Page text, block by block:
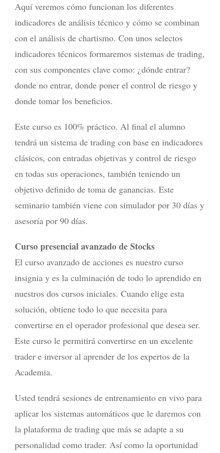
Aquí veremos cómo funcionan los diferentes
indicadores de análisis técnico y cómo se combinan
con el análisis de chartismo. Con unos selectos
indicadores técnicos formaremos sistemas de trading,
con sus componentes clave como: ¿dónde entrar?
donde no entrar, donde poner el control de riesgo y
donde tomar los beneficios.
Este curso es 100% práctico. Al final el alumno
tendrá un sistema de trading con base en indicadores
clásicos, con entradas objetivas y control de riesgo
en todas sus operaciones, también teniendo un
objetivo definido de toma de ganancias. Este
seminario también viene con simulador por 30 días y
asesoría por 90 días.
Curso presencial avanzado de Stocks
El curso avanzado de acciones es nuestro curso
insignia y es la culminación de todo lo aprendido en
nuestros dos cursos iniciales. Cuando elige esta
solución, obtiene todo lo que necesita para
convertirse en el operador profesional que desea ser.
Este curso le permitirá convertirse en un excelente
trader e inversor al aprender de los expertos de la
Academia.
Usted tendrá sesiones de entrenamiento en vivo para
aplicar los sistemas automáticos que le daremos con
la plataforma de trading que más se adapte a su
personalidad como trader. Así como la oportunidad